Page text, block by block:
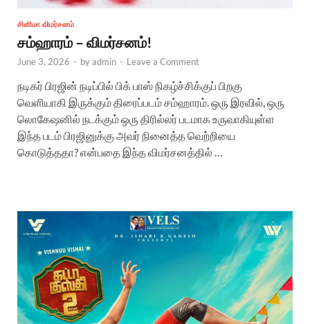
சினிமா விமர்சனம்
சம்ஹாரம் – விமர்சனம்!
June 3, 2026 - byadmin - Leave a Comment
நடிகர் பிரஜின் நடிப்பில் பிக் பாஸ் நிகழ்ச்சிக்குப் பிறகு
வெளியாகி இருக்கும் திரைப்படம் சம்ஹாரம். ஒரு இரவில், ஒரு
லொகேஷனில் நடக்கும் ஒரு திரில்லர் படமாக உருவாகியுள்ள
இந்த படம் பிரஜினுக்கு அவர் நினைத்த வெற்றியை
கொடுத்ததா? என்பதை இந்த விமர்சனத்தில் …